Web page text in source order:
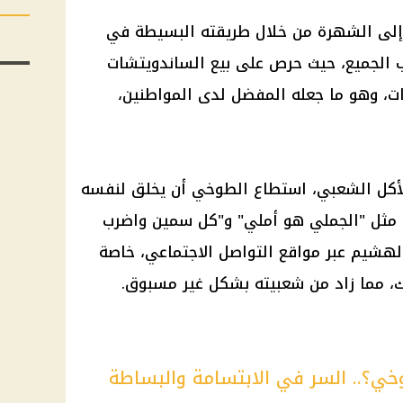
الشهرة من خلال طريقته البسيطة في
الجميع، حيث حرص على بيع الساندويتشات
وهو ما جعله المفضل لدى المواطنين،
الشعبي، استطاع الطوخي أن يخلق لنفسه
مثل "الجملي هو أملي" و"كل سمين واضرب
عبرمواقع التواصل الاجتماعي، خاصة
مما زاد من شعبيته بشكل غير مسبوق.
السر في الابتسامة والبساطة